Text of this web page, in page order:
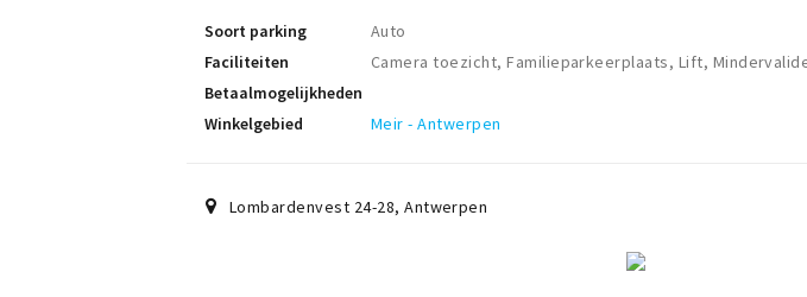
Soort parking
Auto
Faciliteiten
Camera toezicht, Familieparkeerplaats, Lift,
Betaalmogelijkheden
Winkelgebied
Meir - Antwerpen
Lombardenvest 24-28,Antwerpen